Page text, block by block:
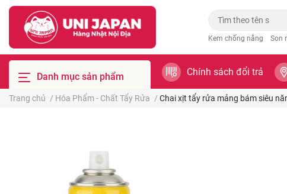
Kem chống nắng Son
Danh mục sản phẩm Chính sách đổi trả
Trang chủ / Hóa Phẩm - Chất Tẩy Rửa / Chai xịt tẩy rửa mảng bám siêu